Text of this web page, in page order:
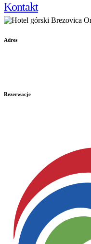
Kontakt
Adres
Rezerwacje